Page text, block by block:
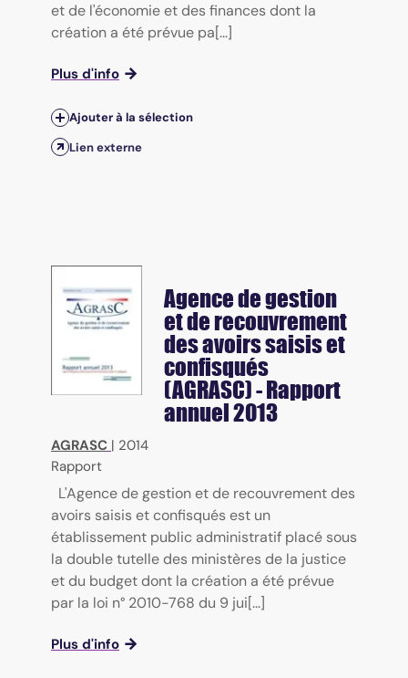
et de l'économie et des finances dont la
création a été prévue pa[...]
Plus d'info
Ajouter à la sélection
Lien externe
Agence de gestion
et de recouvrement
des avoirs saisis et
confisqués
(AGRASC) - Rapport
annuel 2013
AGRASC | 2014
Rapport
L'Agence de gestion et de recouvrement des
avoirs saisis et confisqués est un
établissement public administratif placé sous
la double tutelle des ministères de la justice
et du budget dont la création a été prévue
par la loi n° 2010-768 du 9 jui[...]
Plus d'info